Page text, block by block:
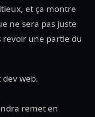
et ça montre
ne sera pas juste
revoir une partie du
web.
remet en